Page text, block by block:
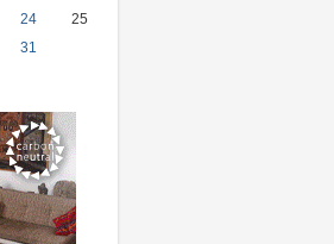
24
25
31